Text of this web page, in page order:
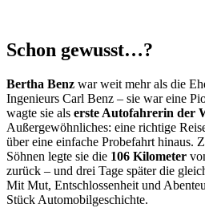
Schon gewusst…?
Bertha Benz war weit mehr als die
Ingenieurs Carl Benz – sie war eine
wagte sie als erste Autofahrerin der
Außergewöhnliches: eine richtige
über eine einfache Probefahrt hinaus.
Söhnen legte sie die 106 Kilometer
zurück – und drei Tage später die
Mit Mut, Entschlossenheit und
Stück Automobilgeschichte.